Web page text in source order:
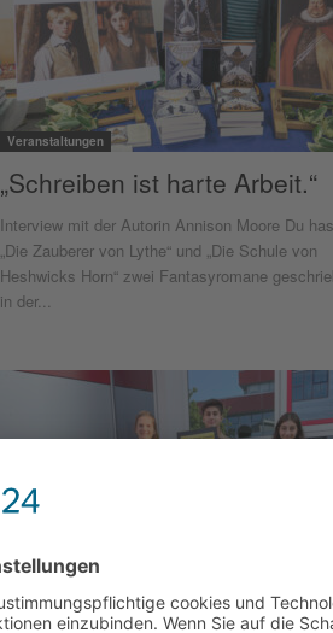
Veranstaltungen
„Schreiben ist harte Arbeit.“
Interview mit der Autorin Annison Moore Du
„Die Zauberer von Lythe“ und „Die Schule von
Heshwicks Horn“ zwei Fantasyromane
in der...